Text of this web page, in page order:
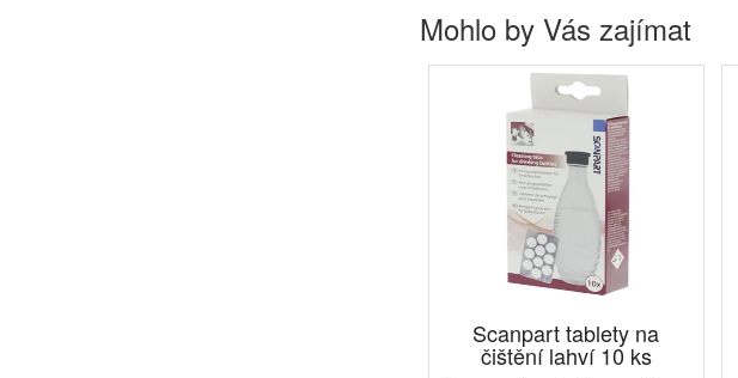
Mohlo by Vás zajímat
Scanpart tablety na
čištění lahví 10 ks